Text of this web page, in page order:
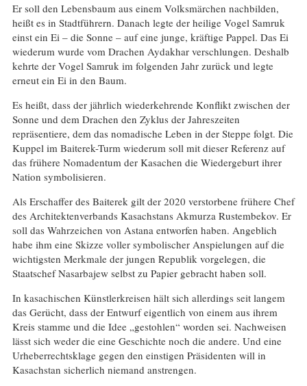
Er soll den Lebensbaum aus einem Volksmärchen nachbilden,
heißt es in Stadtführern. Danach legte der heilige Vogel Samruk
einst ein Ei – die Sonne – auf eine junge, kräftige Pappel. Das Ei
wiederum wurde vom Drachen Aydakhar verschlungen. Deshalb
kehrte der Vogel Samruk im folgenden Jahr zurück und legte
erneut ein Ei in den Baum.
Es heißt, dass der jährlich wiederkehrende Konflikt zwischen der
Sonne und dem Drachen den Zyklus der Jahreszeiten
repräsentiere, dem das nomadische Leben in der Steppe folgt. Die
Kuppel im Baiterek-Turm wiederum soll mit dieser Referenz auf
das frühere Nomadentum der Kasachen die Wiedergeburt ihrer
Nation symbolisieren.
Als Erschaffer des Baiterek gilt der 2020 verstorbene frühere Chef
des Architektenverbands Kasachstans Akmurza Rustembekov. Er
soll das Wahrzeichen von Astana entworfen haben. Angeblich
habe ihm eine Skizze voller symbolischer Anspielungen auf die
wichtigsten Merkmale der jungen Republik vorgelegen, die
Staatschef Nasarbajew selbst zu Papier gebracht haben soll.
In kasachischen Künstlerkreisen hält sich allerdings seit langem
das Gerücht, dass der Entwurf eigentlich von einem aus ihrem
Kreis stamme und die Idee „gestohlen“ worden sei. Nachweisen
lässt sich weder die eine Geschichte noch die andere. Und eine
Urheberrechtsklage gegen den einstigen Präsidenten will in
Kasachstan sicherlich niemand anstrengen.